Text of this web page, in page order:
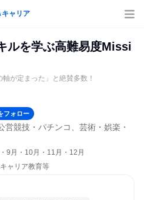
キャリア
ルを学ぶ高難易度Missi
が定まった」と絶賛多数！
フォロー
営競技・パチンコ、芸術・娯楽・
9月・10月・11月・12月
ャリア教育等